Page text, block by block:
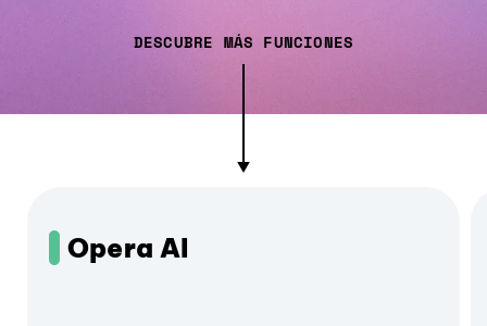
DESCUBRE MÁS FUNCIONES
Opera AI